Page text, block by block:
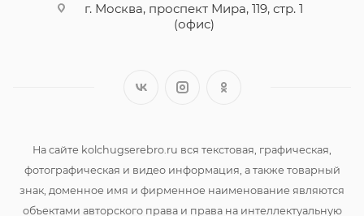
г. Москва, проспект Мира, 119, стр. 1
(офис)
На сайте kolchugserebro.ru вся текстовая, графическая,
фотографическая и видео информация, а также товарный
знак, доменное имя и фирменное наименование являются
объектами авторского права и права на интеллектуальную